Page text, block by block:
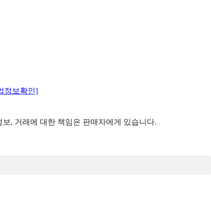
정보확인]
, 거래에 대한 책임은 판매자에게 있습니다.